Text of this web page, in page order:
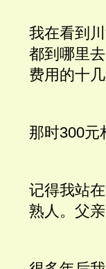
我在看到
都到哪里
费用的十
那时300元
记得我站
熟人。父